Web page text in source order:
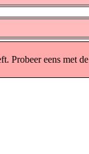
Probeer eens met de